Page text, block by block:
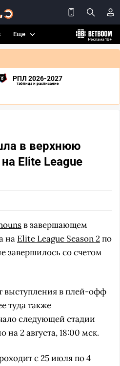
Еще
РПЛ 2026-2027
таблица и расписание
в верхнюю
Elite League
в завершающем
на Elite League Season 2по
завершилось со счетом
выступления в плей-офф
туда также
следующей стадии
на 2 августа, 18:00 мск.
с 25 июля по 4